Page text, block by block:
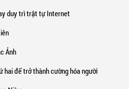
duy trì trật tự Internet
Ảnh
hai để trở thành cường hóa người